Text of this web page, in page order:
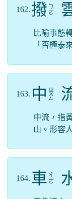
162. 撥 ㄅ
ㄛ
比喻事態
「否極泰
163. 中 ㄓ
ㄨ
ㄥ
中流，指
山。形容
164. 車 ㄔ
ㄜ